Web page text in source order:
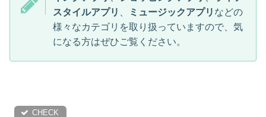
スタイルアプリ
ミュージックアプリ などの
様々なカテゴリを取り扱っていますので、気
になる方はぜひご覧ください。